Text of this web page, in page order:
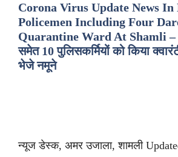
Corona Virus Update News In
Policemen Including Four
Quarantine Ward At Shamli –
समेत 10 पुलिसकर्मियों को किया
भेजे नमूने
न्यूज डेस्क, अमर उजाला, शामली